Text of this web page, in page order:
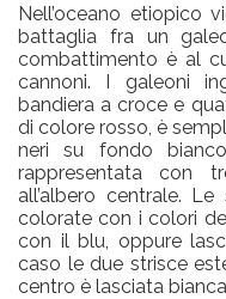
Nell’oceano etiopico
battaglia fra un
combattimento è al
cannoni. I galeoni
bandiera a croce e
di colore rosso, è
neri su fondo
rappresentata con
all’albero centrale.
colorate con i colori
con il blu, oppure
caso le due strisce
centro è lasciata